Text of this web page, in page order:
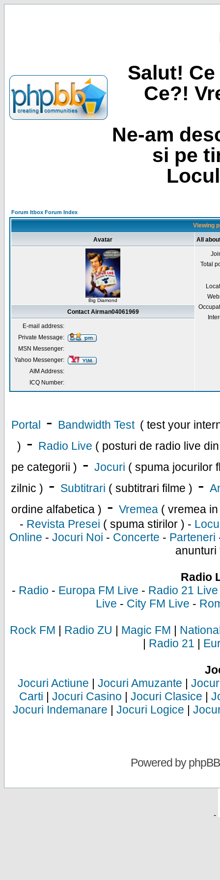
Salut!
Ce?!
Ne-am
si pe
Forum Itbox Forum Index
Viewing
Avatar All
Big Diamond
Total
Contact Airman04061969
E-mail address:
Private Message:
MSN Messenger:
Yahoo Messenger:
AIM Address:
ICQ Number:
Portal - Bandwidth Test ( test your
) - Radio Live ( posturi de radio live
pe categorii ) - Jocuri ( spuma jocurilor
zilnic ) - Subtitrari ( subtitrari filme ) -
ordine alfabetica ) - Vremea ( vremea
- Revista Presei ( spuma stirilor ) -
Online - Jocuri Noi - Concerte - Parteneri
anunturi
Radio
- Radio - Europa FM Live - Radio 21 Live
Live - City FM Live -
Rock FM | Radio ZU | Magic FM |
| Radio 21 |
Jocuri Actiune | Jocuri Amuzante |
Carti | Jocuri Casino | Jocuri Clasice |
Jocuri Indemanare | Jocuri Logice |
Powered byphpBB
-